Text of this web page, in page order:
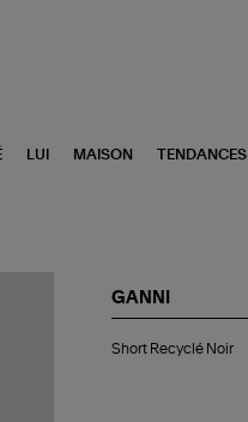
LUI MAISON TENDANCES
GANNI
Recyclé
Short Recyclé Noir